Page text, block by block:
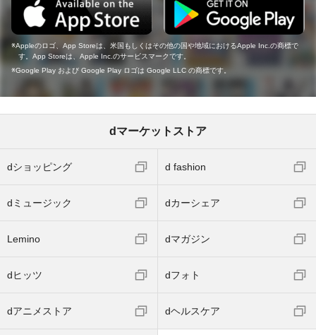
Appleのロゴ、App Storeは、米国もしくはその他の国や地域におけるApple Inc.の商標で
す。App Storeは、Apple Inc.のサービスマークです。
Google Play および Google Play ロゴは Google LLC の商標です。
dマーケットストア
dショッピング d fashion
dミュージック dカーシェア
Lemino dマガジン
dヒッツ dフォト
dアニメストア dヘルスケア